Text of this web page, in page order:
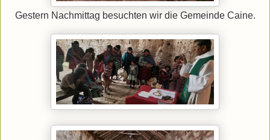
Gestern Nachmittag besuchten wir die Gemeinde Caine.